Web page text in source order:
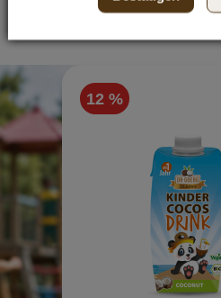
Jetzt entdecken
12 %